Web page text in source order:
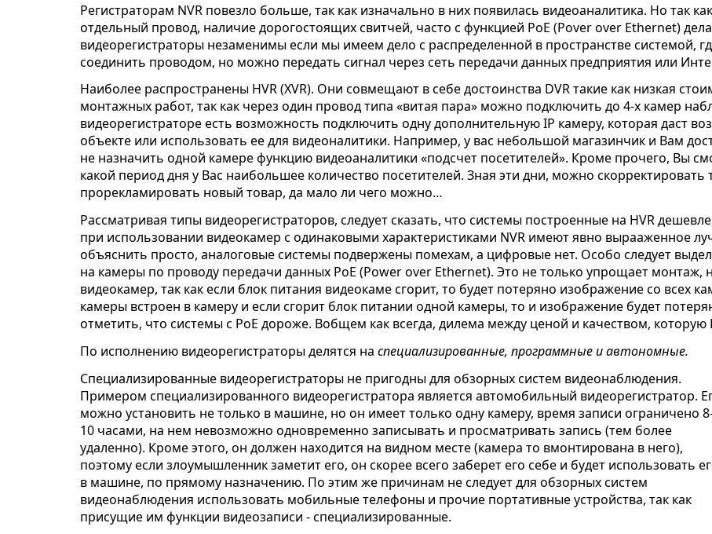
Регистраторам NVR повезло больше, так как изначально в них появилась видеоаналитика. Но так
отдельный провод, наличие дорогостоящих свитчей, часто с функцией PoE (Pover over Ethernet)
видеорегистраторы незаменимы если мы имеем дело с распределенной в пространстве системой,
соединить проводом, но можно передать сигнал через сеть передачи данных предприятия или
Наиболее распространены HVR (XVR). Они совмещают в себе достоинства DVR такие как низкая
монтажных работ, так как через один провод типа «витая пара» можно подключить до 4-х камер
видеорегистраторе есть возможность подключить одну дополнительную IP камеру, которая даст
объекте или использовать ее для видеоналитики. Например, у вас небольшой магазинчик и Вам
не назначить одной камере функцию видеоаналитики «подсчет посетителей». Кроме прочего, Вы
какой период дня у Вас наибольшее количество посетителей. Зная эти дни, можно скорректировать
прорекламировать новый товар, да мало ли чего можно…
Рассматривая типы видеорегистраторов, следует сказать, что системы построенные на HVR
при использовании видеокамер с одинаковыми характеристиками NVR имеют явно вырааженное
объяснить просто, аналоговые системы подвержены помехам, а цифровые нет. Особо следует
на камеры по проводу передачи данных PoE (Power over Ethernet). Это не только упрощает монтаж,
видеокамер, так как если блок питания видеокаме сгорит, то будет потеряно изображение со всех
камеры встроен в камеру и если сгорит блок питании одной камеры, то и изображение будет
отметить, что системы с PoE дороже. Вобщем как всегда, дилема между ценой и качеством,
По исполнению видеорегистраторы делятся на специализированные, программные и автономные.
Специализированные видеорегистраторы не пригодны для обзорных систем видеонаблюдения.
Примером специализированного видеорегистратора является автомобильный видеорегистратор.
можно установить не только в машине, но он имеет только одну камеру, время записи ограничено
10 часами, на нем невозможно одновременно записывать и просматривать запись (тем более
удаленно). Кроме этого, он должен находится на видном месте (камера то вмонтирована в него),
поэтому если злоумышленник заметит его, он скорее всего заберет его себе и будет использовать
в машине, по прямому назначению. По этим же причинам не следует для обзорных систем
видеонаблюдения использовать мобильные телефоны и прочие портативные устройства, так как
присущие им функции видеозаписи - специализированные.